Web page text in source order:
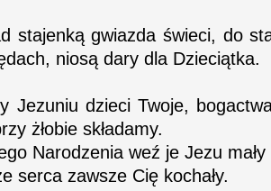
stajenką gwiazda świeci, do
niosą dary dla Dzieciątka.
Jezuniu dzieci Twoje,
żłobie składamy.
Narodzenia weź je Jezu mały
serca zawsze Cię kochały.